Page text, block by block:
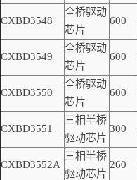
CXBD3548
全桥驱动
芯片
600
CXBD3549
全桥驱动
芯片
600
CXBD3550
全桥驱动
芯片
600
CXBD3551
三相半桥
驱动芯片
300
CXBD3552A
三相半桥
驱动芯片
260